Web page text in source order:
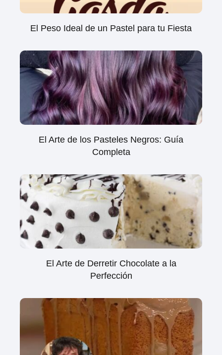
El Peso Ideal de un Pastel para tu Fiesta
El Arte de los Pasteles Negros: Guía
Completa
El Arte de Derretir Chocolate a la
Perfección